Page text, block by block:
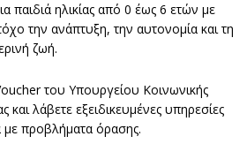
παιδιά ηλικίας από 0 έως 6 ετών με
την ανάπτυξη, την αυτονομία και τη
ζωή.
του Υπουργείου Κοινωνικής
και λάβετε εξειδικευμένες υπηρεσίες
με προβλήματα όρασης.